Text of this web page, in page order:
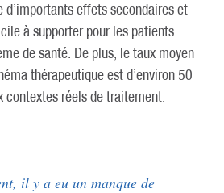
d’importants effets secondaires et
à supporter pour les patients
de santé. De plus, le taux moyen
thérapeutique est d’environ 50
contextes réels de traitement.
il y a eu un manque de